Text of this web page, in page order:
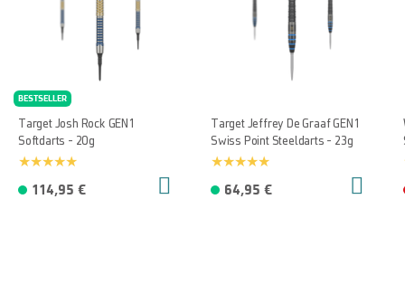
BESTSELLER
Target Josh Rock GEN1
Softdarts - 20g
114,95 €
Target Jeffrey De Graaf GEN1
Swiss Point Steeldarts - 23g
64,95 €